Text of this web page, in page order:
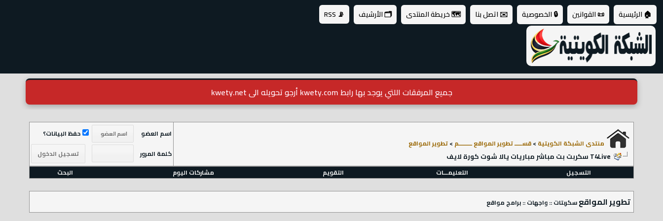
🏠 الرئيسية 📜 القوانين 🔒 الخصوصية ✉️ اتصل بنا 🗺️ خريطة المنتدى 🗂️ الأرشيف 📡 RSS
جميع المرفقات اللتي يوجد بها رابط kwety.com أرجو تحويله الى kwety.net
منتدى الشبكة الكويتية >قســـــ تطوير المواقع ـــــــــم >تطوير المواقع
T4Live سكربت بت مباشر مباريات يالا شوت كورة لايف
اسم العضو
حفظ البيانات؟
كلمة المرور
التسجيل
التعليمـــات التقويم مشاركات اليوم البحث
تطوير المواقعسكربتات :: واجهات :: برامج مواقع